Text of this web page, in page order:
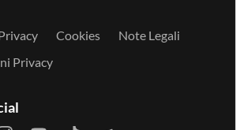
Cookies
Note Legali
Privacy